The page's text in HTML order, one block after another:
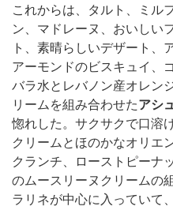
これからは、タルト、ミル
ン、マドレーヌ、おいしい
ト、素晴らしいデザート、
アーモンドのビスキュイ、
バラ水とレバノン産オレン
リームを組み合わせたアシ
惚れした。サクサクで口溶
クリームとほのかなオリエ
クランチ、ローストピーナ
のムースリーヌクリームの
ラリネが中心に入っていて